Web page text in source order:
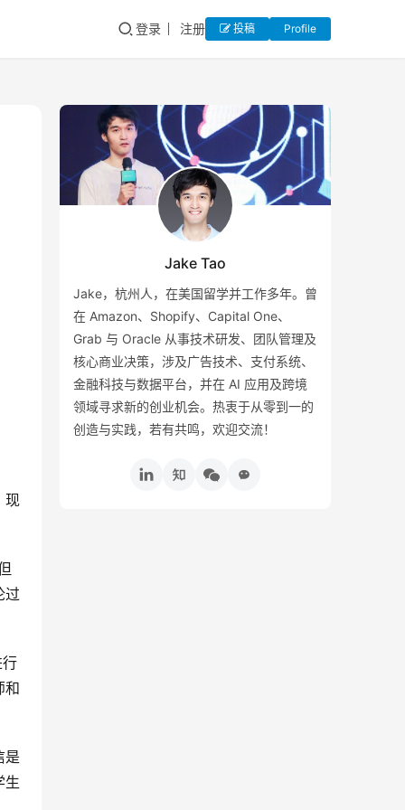
登录 注册 投稿 Profile
现
过
和
是
生
Jake Tao
Jake，杭州人，在美国留学并工作多年。曾
在 Amazon、Shopify、Capital One、
Grab 与 Oracle 从事技术研发、团队管理及
核心商业决策，涉及广告技术、支付系统、
金融科技与数据平台，并在 AI 应用及跨境
领域寻求新的创业机会。热衷于从零到一的
创造与实践，若有共鸣，欢迎交流！